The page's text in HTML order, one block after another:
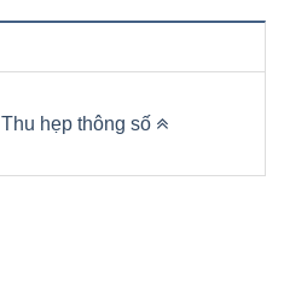
Thu hẹp thông số